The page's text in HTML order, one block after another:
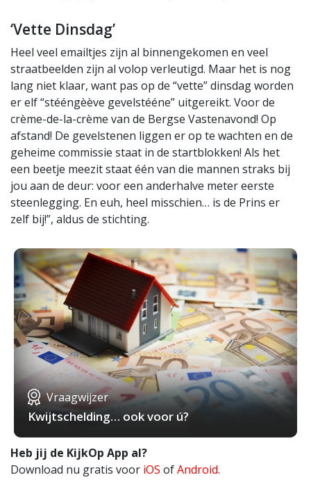
‘Vette Dinsdag’
Heel veel emailtjes zijn al binnengekomen en veel
straatbeelden zijn al volop verleutigd. Maar het is nog
lang niet klaar, want pas op de “vette” dinsdag worden
er elf “stééngèève gevelstééne” uitgereikt. Voor de
crème-de-la-crème van de Bergse Vastenavond! Op
afstand! De gevelstenen liggen er op te wachten en de
geheime commissie staat in de startblokken! Als het
een beetje meezit staat één van die mannen straks bij
jou aan de deur: voor een anderhalve meter eerste
steenlegging. En euh, heel misschien… is de Prins er
zelf bij!”, aldus de stichting.
Vraagwijzer
Kwijtschelding… ook voor ú?
Heb jij de KijkOp App al?
Download nu gratis voor iOS ofAndroid.